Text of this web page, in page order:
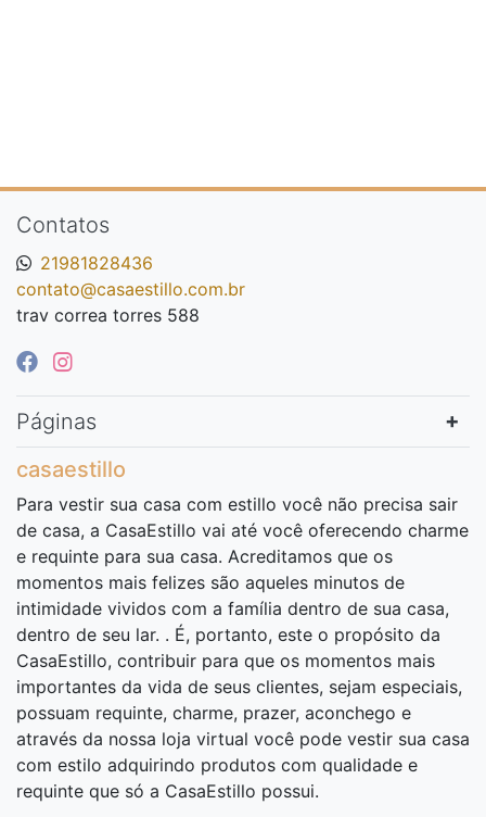
Contatos
21981828436
contato@casaestillo.com.br
trav correa torres 588
Páginas
casaestillo
Para vestir sua casa com estillo você não precisa sair
de casa, a CasaEstillo vai até você oferecendo charme
e requinte para sua casa. Acreditamos que os
momentos mais felizes são aqueles minutos de
intimidade vividos com a família dentro de sua casa,
dentro de seu lar. . É, portanto, este o propósito da
CasaEstillo, contribuir para que os momentos mais
importantes da vida de seus clientes, sejam especiais,
possuam requinte, charme, prazer, aconchego e
através da nossa loja virtual você pode vestir sua casa
com estilo adquirindo produtos com qualidade e
requinte que só a CasaEstillo possui.